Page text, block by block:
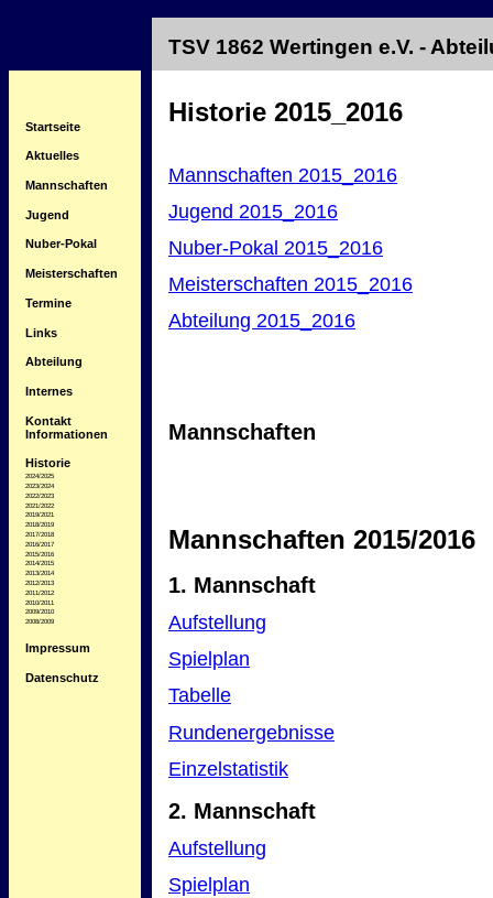
TSV 1862 Wertingen e.V. -
Startseite
Aktuelles
Mannschaften
Jugend
Nuber-Pokal
Meisterschaften
Termine
Links
Abteilung
Internes
Kontakt
Informationen
Historie
2024/2025
2023/2024
2022/2023
2021/2022
2019/2021
2018/2019
2017/2018
2016/2017
2015/2016
2014/2015
2013/2014
2012/2013
2011/2012
2010/2011
2009/2010
2008/2009
Impressum
Datenschutz
Historie 2015_2016
Mannschaften 2015_2016
Jugend 2015_2016
Nuber-Pokal 2015_2016
Meisterschaften 2015_2016
Abteilung 2015_2016
Mannschaften
Mannschaften 2015/2016
1. Mannschaft
Aufstellung
Spielplan
Tabelle
Rundenergebnisse
Einzelstatistik
2. Mannschaft
Aufstellung
Spielplan